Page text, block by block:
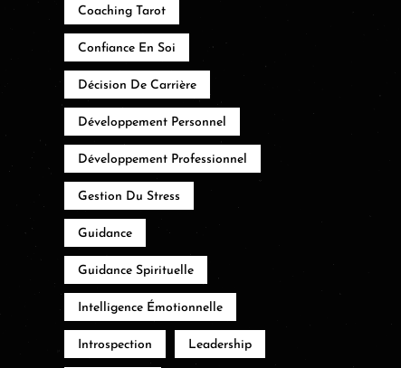
Coaching Tarot
Confiance En Soi
Décision De Carrière
Développement Personnel
Développement Professionnel
Gestion Du Stress
Guidance
Guidance Spirituelle
Intelligence Émotionnelle
Introspection Leadership